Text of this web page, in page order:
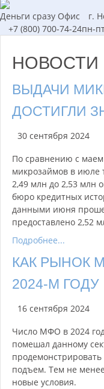
Деньги сразу Офис
г.
+7 (800) 700-74-24пн-
НОВОСТИ
ВЫДАЧИ
ДОСТИГЛИ
30 сентября 2024
По сравнению с
микрозаймов в июле
2,49 млн до 2,53 млн
бюро кредитных
данными июня
предоставлено 2,52
Подробнее...
КАК РЫНОК
2024-М ГОДУ
16 сентября 2024
Число МФО в 2024
помешал данному
подъем. Тем не
новые условия.